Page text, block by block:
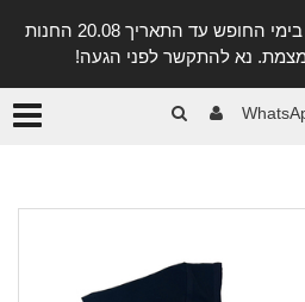
לקוחות נכבדים, שימו ♥️ לב! בימי החופש עד התאריך 20.08 החנות
נא להתקשר לפני הגעה!